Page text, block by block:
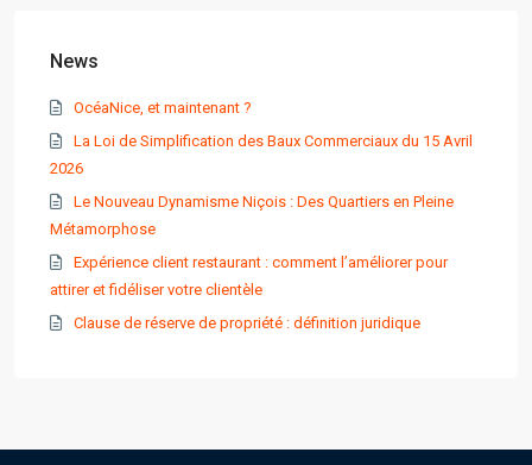
News
OcéaNice, et maintenant ?
La Loi de Simplification des Baux Commerciaux du 15 Avril
2026
Le Nouveau Dynamisme Niçois : Des Quartiers en Pleine
Métamorphose
Expérience client restaurant : comment l’améliorer pour
attirer et fidéliser votre clientèle
Clause de réserve de propriété : définition juridique